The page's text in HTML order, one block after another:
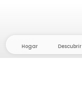
Hogar Descubrir